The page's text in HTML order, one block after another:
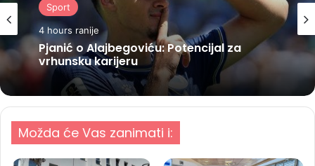
Sport
4 hours ranije
Pjanić o Alajbegoviću: Potencijal za
vrhunsku karijeru
Možda će Vas zanimati i: